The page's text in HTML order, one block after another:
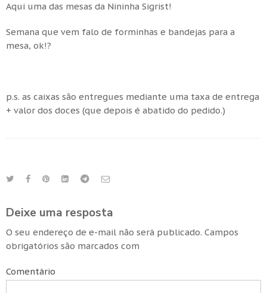
Aqui uma das mesas da Nininha Sigrist!
Semana que vem falo de forminhas e bandejas para a
mesa, ok!?
p.s. as caixas são entregues mediante uma taxa de entrega
+ valor dos doces (que depois é abatido do pedido.)
Deixe uma resposta
O seu endereço de e-mail não será publicado. Campos
obrigatórios são marcados com
Comentário